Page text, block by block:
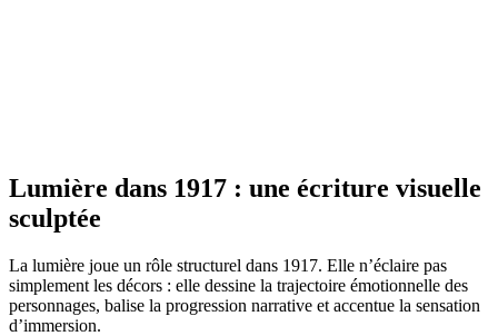
Lumière dans 1917 : une écriture visuelle
sculptée
La lumière joue un rôle structurel dans 1917. Elle n’éclaire pas
simplement les décors : elle dessine la trajectoire émotionnelle des
personnages, balise la progression narrative et accentue la sensation
d’immersion.